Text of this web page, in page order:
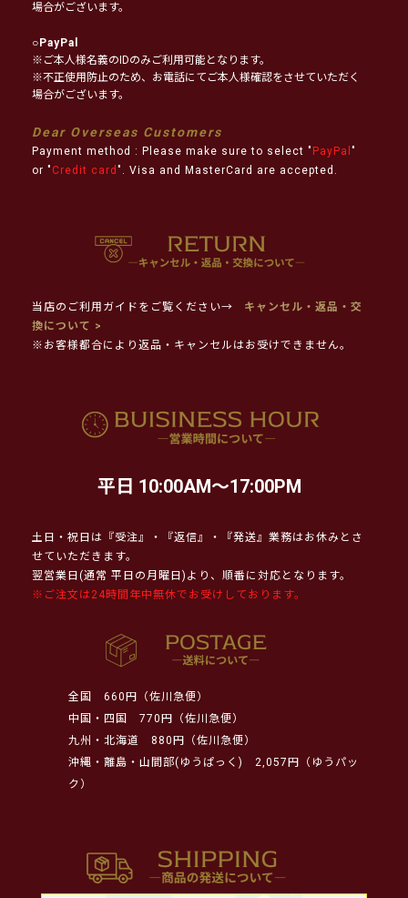
場合がございます。
○PayPal
※ご本人様名義のIDのみご利用可能となります。
※不正使用防止のため、お電話にてご本人様確認をさせていただく
場合がございます。
Dear Overseas Customers
Payment method : Please make sure to select " PayPal "
or " Credit card ". Visa and MasterCard are accepted.
当店のご利用ガイドをご覧ください→
キャンセル・返品・交
換について >
※お客様都合により返品・キャンセルはお受けできません。
平日 10:00AM～17:00PM
土日・祝日は『受注』・『返信』・『発送』業務はお休みとさ
せていただきます。
翌営業日(通常 平日の月曜日)より、順番に対応となります。
※ご注文は24時間年中無休でお受けしております。
全国
660円（佐川急便）
中国・四国
770円（佐川急便）
九州・北海道
880円（佐川急便）
沖縄・離島・山間部(ゆうぱっく)
2,057円（ゆうパッ
ク）